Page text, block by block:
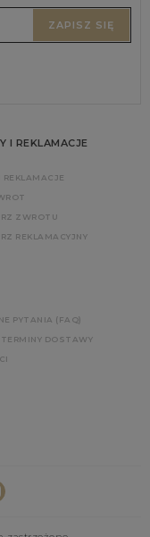
ZAPISZ SIĘ
I REKLAMACJE
REKLAMACJE
ZWROTU
REKLAMACYJNY
PYTANIA (FAQ)
DOSTAWY